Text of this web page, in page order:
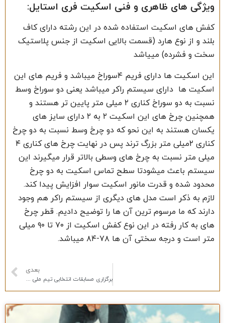
ویژگی های ظاهری و فنی اسکیت فری استایل:
کفش های اسکیت استفاده شده در این رشته دارای کاف
بلند و از نوع هارد (قسمت بالایی اسکیت از جنس پلاستیک
سخت و فشرده) مییاشد
این اسکیت ها دارای فریم ۴سوراخ میباشد و فریم های این
اسکیت ها دارای سیستم راکر میباشد یعنی دو سوراخ وسط
نسبت به دو سوراخ کناری ۲ میلی متر پایین تر هستند و
همچنین چرخ های این اسکیت ۲ به ۲ دارای سایز های
یکسان هستند به این نحو که دو چرخ وسط نسبت به دو چرخ
کناری ۲میلی متر بزرگ ترند پس در نهایت چرخ های کناری ۴
میلی متر نسبت به چرخ های وسطی بالاتر قرار میگیرند این
سیستم باعث میشودتا سطح تماس اسکیت به دو چرخ
محدود شده و قدرت مانور اسکیت سوار افزایش پیدا کند.
لازم به ذکر است مدل های دیگری از سیستم راکر هم وجود
دارند که ما مرسوم ترین آن ها را توضیح دادیم. قطر چرخ
های به کار رفته در این نوع کفش اسکیت از ۷۰ تا ۹۰ میلی
متر است و درجه سختی آن ها ۷۸-۸۴ میباشد.
بعدی
برگزاری مسابقات انتخابی تیم ملی در اسکیت پارک های لیو